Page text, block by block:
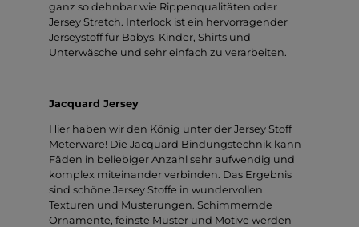
ganz so dehnbar wie Rippenqualitäten oder
Jersey Stretch. Interlock ist ein hervorragender
Jerseystoff für Babys, Kinder, Shirts und
Unterwäsche und sehr einfach zu verarbeiten.
Jacquard Jersey
Hier haben wir den König unter der Jersey Stoff
Meterware! Die Jacquard Bindungstechnik kann
Fäden in beliebiger Anzahl sehr aufwendig und
komplex miteinander verbinden. Das Ergebnis
sind schöne Jersey Stoffe in wundervollen
Texturen und Musterungen. Schimmernde
Ornamente, feinste Muster und Motive werden